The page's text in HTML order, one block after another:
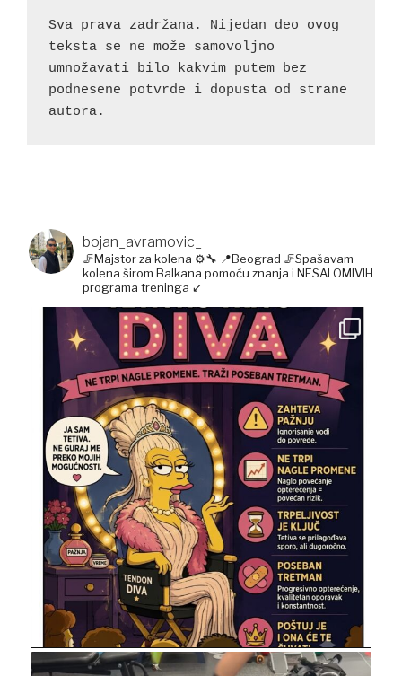
Sva prava zadržana. Nijedan deo ovog
teksta se ne može samovoljno
umnožavati bilo kakvim putem bez
podnesene potvrde i dopusta od strane
autora.
bojan_avramovic_
🦵Majstor za kolena ⚙️🔧 📍Beograd 🦵Spašavam
kolena širom Balkana pomoću znanja i NESALOMIVIH
programa treninga ↙️